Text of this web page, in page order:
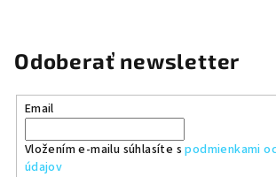
Odoberať newsletter
Email
Vložením e-mailu súhlasíte spodmienkami
údajov